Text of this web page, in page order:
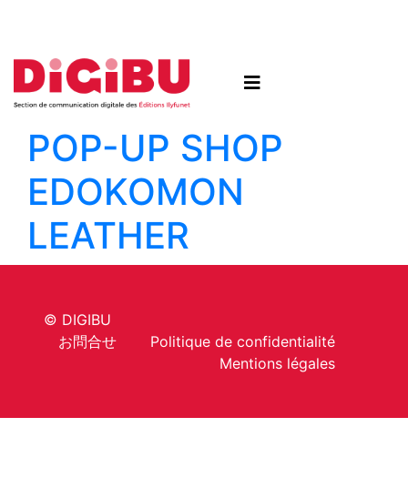
POP-UP SHOP
EDOKOMON
LEATHER
© DIGIBU
お問合せ
Politique de confidentialité
Mentions légales